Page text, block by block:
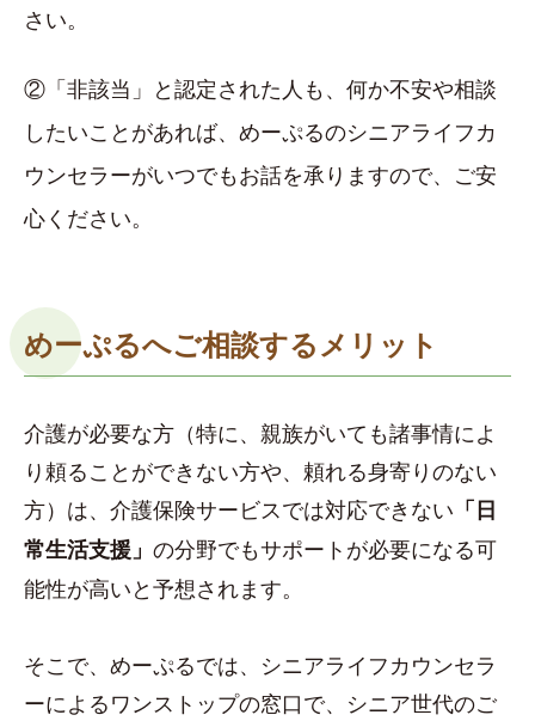
さい。
②「非該当」と認定された人も、何か不安や相談
したいことがあれば、めーぷるのシニアライフカ
ウンセラーがいつでもお話を承りますので、ご安
心ください。
めーぷるへご相談するメリット
介護が必要な方（特に、親族がいても諸事情によ
り頼ることができない方や、頼れる身寄りのない
方）は、介護保険サービスでは対応できない 「日
常生活支援」 の分野でもサポートが必要になる可
能性が高いと予想されます。
そこで、めーぷるでは、シニアライフカウンセラ
ーによるワンストップの窓口で、シニア世代のご